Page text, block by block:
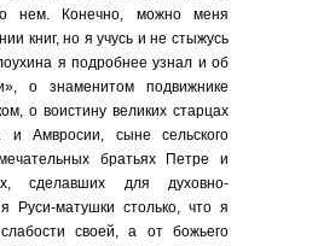
нем. Конечно, можно меня
книг, но я учусь и не стыжусь
я подробнее узнал и об
о знаменитом подвижнике
о воистину великих старцах
и Амвросии, сыне сельского
братьях Петре и
сделавших для духовно-
Руси-матушки столько, что я
своей, а от божьего